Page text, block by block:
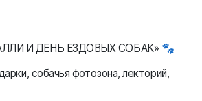
И ДЕНЬ ЕЗДОВЫХ СОБАК» 🐾
собачья фотозона, лекторий,